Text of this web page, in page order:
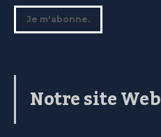
Notre site Web